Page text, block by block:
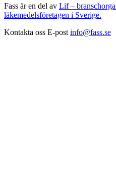
Fass är en del av Lif –
läkemedelsföretagen i Sverige.
Kontakta oss E-post info@fass.se